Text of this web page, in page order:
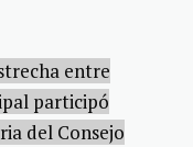
entre
participó
del Consejo